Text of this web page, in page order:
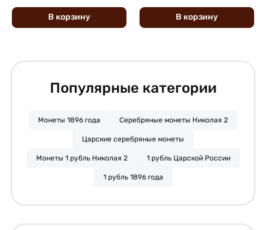
В корзину В корзину
Популярные категории
Монеты 1896 года Серебряные монеты Николая 2
Царские серебряные монеты
Монеты 1 рубль Николая 2 1 рубль Царской России
1 рубль 1896 года